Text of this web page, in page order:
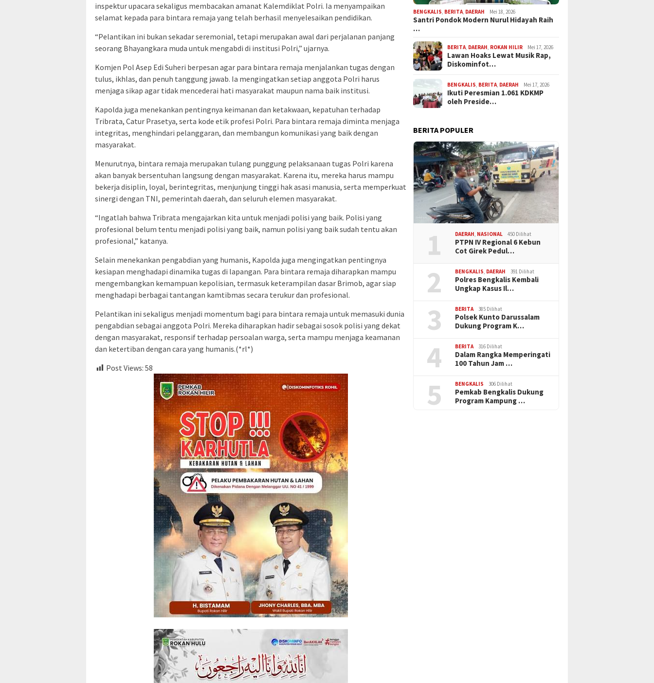
inspektur upacara sekaligus membacakan amanat Kalemdiklat Polri. Ia menyampaikan
selamat kepada para bintara remaja yang telah berhasil menyelesaikan pendidikan.
“Pelantikan ini bukan sekadar seremonial, tetapi merupakan awal dari perjalanan panjang
seorang Bhayangkara muda untuk mengabdi di institusi Polri,” ujarnya.
Komjen Pol Asep Edi Suheri berpesan agar para bintara remaja menjalankan tugas dengan
tulus, ikhlas, dan penuh tanggung jawab. Ia mengingatkan setiap anggota Polri harus
menjaga sikap agar tidak mencederai hati masyarakat maupun nama baik institusi.
Kapolda juga menekankan pentingnya keimanan dan ketakwaan, kepatuhan terhadap
Tribrata, Catur Prasetya, serta kode etik profesi Polri. Para bintara remaja diminta menjaga
integritas, menghindari pelanggaran, dan membangun komunikasi yang baik dengan
masyarakat.
Menurutnya, bintara remaja merupakan tulang punggung pelaksanaan tugas Polri karena
akan banyak bersentuhan langsung dengan masyarakat. Karena itu, mereka harus mampu
bekerja disiplin, loyal, berintegritas, menjunjung tinggi hak asasi manusia, serta memperkuat
sinergi dengan TNI, pemerintah daerah, dan seluruh elemen masyarakat.
“Ingatlah bahwa Tribrata mengajarkan kita untuk menjadi polisi yang baik. Polisi yang
profesional belum tentu menjadi polisi yang baik, namun polisi yang baik sudah tentu akan
profesional,” katanya.
Selain menekankan pengabdian yang humanis, Kapolda juga mengingatkan pentingnya
kesiapan menghadapi dinamika tugas di lapangan. Para bintara remaja diharapkan mampu
mengembangkan kemampuan kepolisian, termasuk keterampilan dasar Brimob, agar siap
menghadapi berbagai tantangan kamtibmas secara terukur dan profesional.
Pelantikan ini sekaligus menjadi momentum bagi para bintara remaja untuk memasuki dunia
pengabdian sebagai anggota Polri. Mereka diharapkan hadir sebagai sosok polisi yang dekat
dengan masyarakat, responsif terhadap persoalan warga, serta mampu menjaga keamanan
dan ketertiban dengan cara yang humanis.(*rl*)
Post Views: 58
BENGKALIS BERITA DAERAH Mei 18, 2026
Santri Pondok Modern Nurul Hidayah Raih
…
BERITA DAERAH ROKAN HILIR Mei 17, 2026
Lawan Hoaks Lewat Musik Rap,
Diskominfot…
BENGKALIS BERITA DAERAH Mei 17, 2026
Ikuti Peresmian 1.061 KDKMP
oleh Preside…
BERITA POPULER
1 DAERAH, NASIONAL 450 Dilihat
PTPN IV Regional 6 Kebun
Cot Girek Pedul…
2 BENGKALIS, DAERAH 391 Dilihat
Polres Bengkalis Kembali
Ungkap Kasus Il…
3 BERITA 385 Dilihat
Polsek Kunto Darussalam
Dukung Program K…
4 BERITA 316 Dilihat
Dalam Rangka Memperingati
100 Tahun Jam …
5 BENGKALIS 306 Dilihat
Pemkab Bengkalis Dukung
Program Kampung …